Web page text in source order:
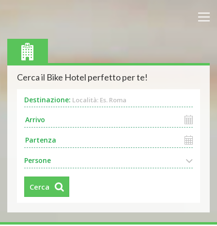
Cerca il Bike Hotel perfetto per te!
Destinazione: Località: Es. Roma
Persone
Cerca